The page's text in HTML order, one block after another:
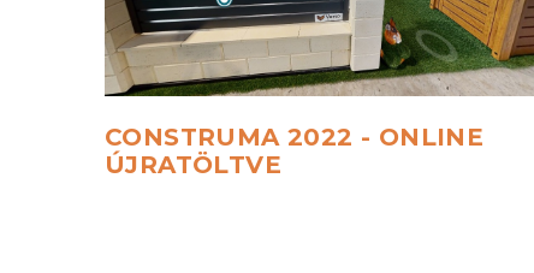
CONSTRUMA 2022 - ONLINE
ÚJRATÖLTVE